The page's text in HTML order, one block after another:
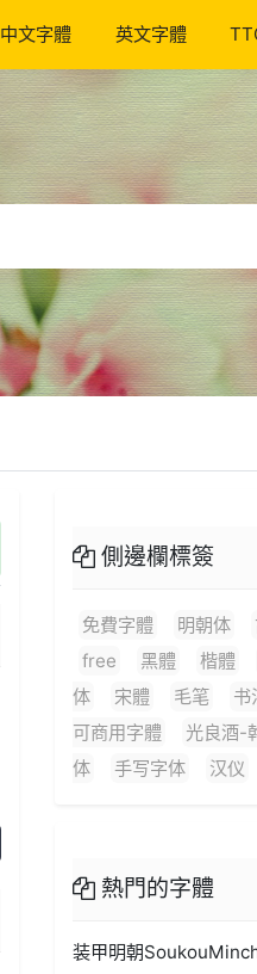
中文字體 英文字體
側邊欄標簽
免費字體 明朝体
free
黑體 楷體
体
宋體 毛笔 书
可商用字體
光良酒-
体
手写字体 汉仪
熱門的字體
装甲明朝